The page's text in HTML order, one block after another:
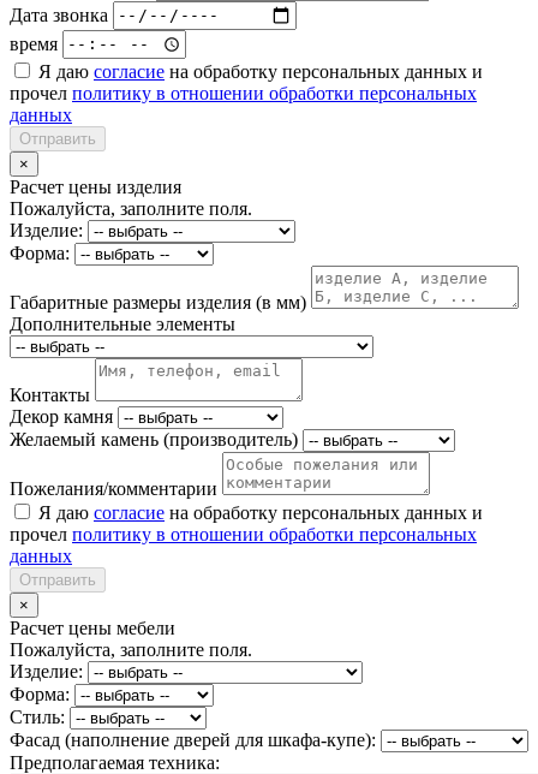
Дата звонка
время
Я даю согласие на обработку персональных данных и
прочел политику в отношении обработки персональных
данных
Отправить
×
Расчет цены изделия
Пожалуйста, заполните поля.
Изделие:
Форма:
Габаритные размеры изделия (в мм)
Дополнительные элементы
Контакты
Декор камня
Желаемый камень (производитель)
Пожелания/комментарии
Я даю согласие на обработку персональных данных и
прочел политику в отношении обработки персональных
данных
Отправить
×
Расчет цены мебели
Пожалуйста, заполните поля.
Изделие:
Форма:
Стиль:
Фасад (наполнение дверей для шкафа-купе):
Предполагаемая техника: